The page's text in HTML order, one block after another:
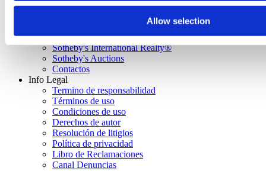
Allow selection
Sotheby's
Agencias Portugal Sotheby’s Realty
Reclutamiento
Sotheby's International Realty®
Sotheby's Auctions
Contactos
Info Legal
Termino de responsabilidad
Términos de uso
Condiciones de uso
Derechos de autor
Resolución de litigios
Política de privacidad
Libro de Reclamaciones
Canal Denuncias